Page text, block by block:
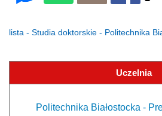
lista - Studia doktorskie - Politechnika
Uczelnia
Politechnika Białostocka -